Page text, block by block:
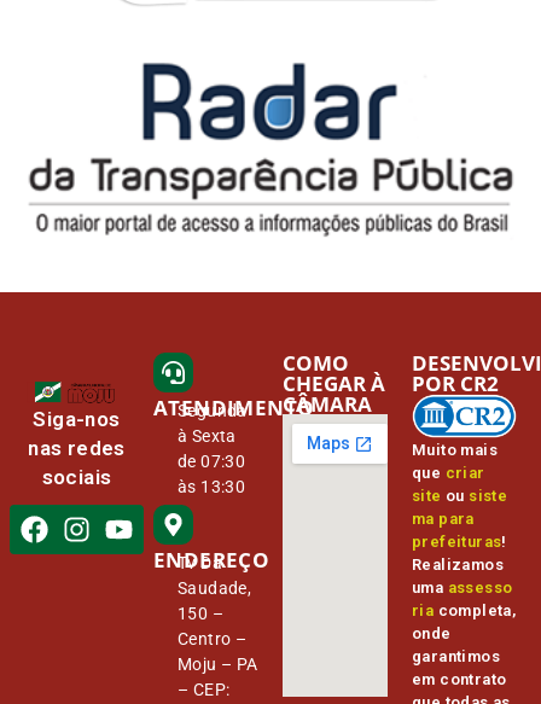
Siga-nos
nas redes
sociais
ATENDIMENTO
Segunda
à Sexta
de 07:30
às 13:30
ENDEREÇO
Tv Da
Saudade,
150 –
Centro –
Moju – PA
– CEP:
COMO
CHEGAR À
CÂMARA
Muito mais
que criar
site ou siste
ma para
prefeituras!
Realizamos
uma assesso
ria completa,
onde
garantimos
em contrato
POR CR2